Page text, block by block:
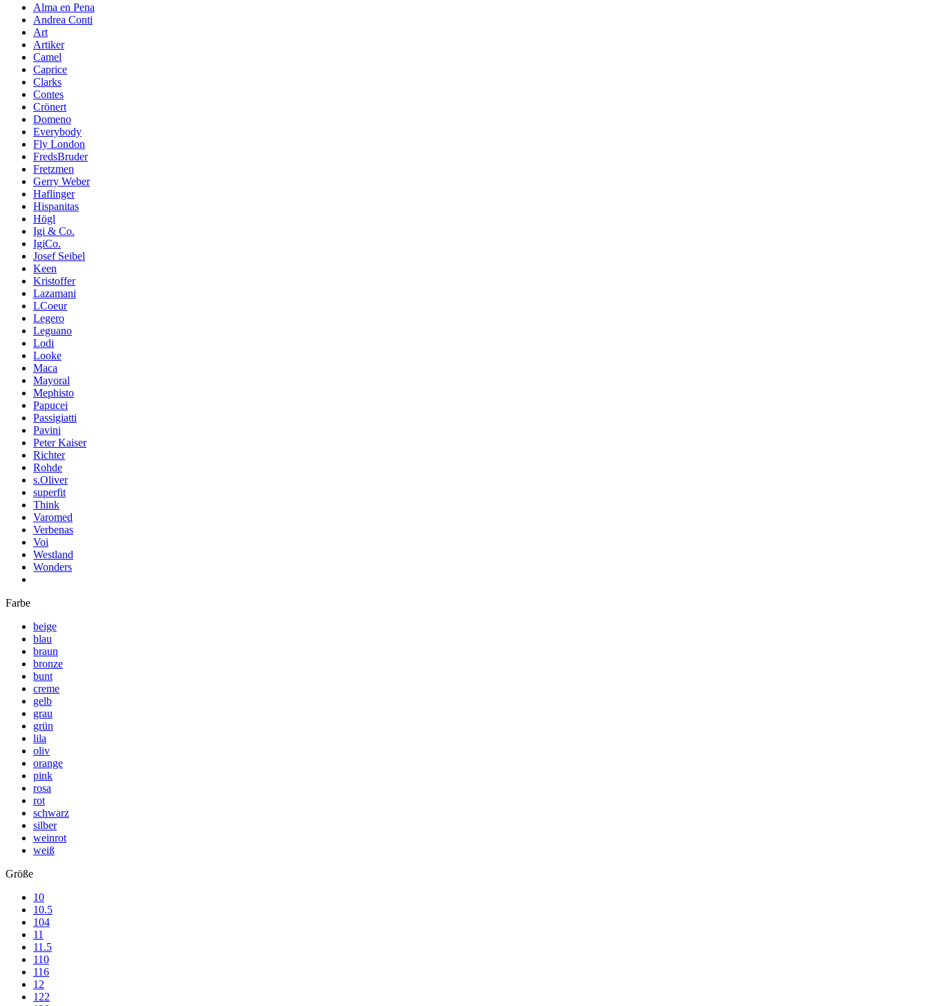
Alma en Pena
Andrea Conti
Art
Artiker
Camel
Caprice
Clarks
Contes
Crönert
Domeno
Everybody
Fly London
FredsBruder
Fretzmen
Gerry Weber
Haflinger
Hispanitas
Högl
Igi & Co.
IgiCo.
Josef Seibel
Keen
Kristoffer
Lazamani
LCoeur
Legero
Leguano
Lodi
Looke
Maca
Mayoral
Mephisto
Papucei
Passigiatti
Pavini
Peter Kaiser
Richter
Rohde
s.Oliver
superfit
Think
Varomed
Verbenas
Voi
Westland
Wonders
Farbe
beige
blau
braun
bronze
bunt
creme
gelb
grau
grün
lila
oliv
orange
pink
rosa
rot
schwarz
silber
weinrot
weiß
Größe
10
10.5
104
11
11.5
110
116
12
122